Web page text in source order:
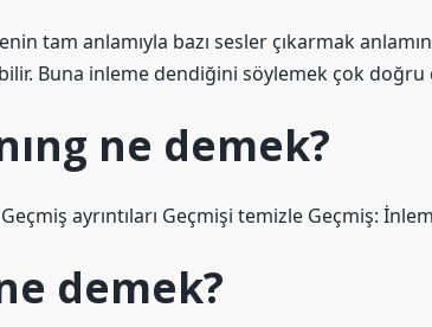
tam anlamıyla bazı sesler çıkarmak
Buna inleme dendiğini söylemek çok doğru
ne demek?
ayrıntıları Geçmişi temizle Geçmiş:
demek?